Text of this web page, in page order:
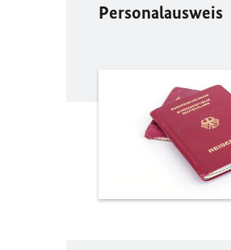
Personalausweis